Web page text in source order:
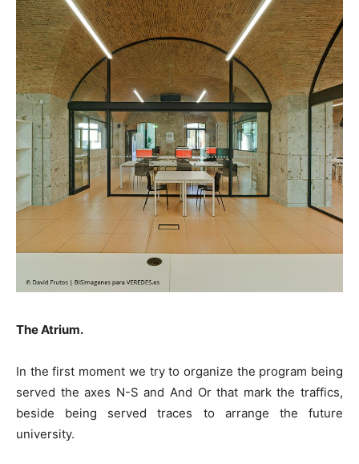
The Atrium.
In the first moment we try to organize the program being
served the axes N-S and And Or that mark the traffics,
beside being served traces to arrange the future
university.